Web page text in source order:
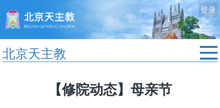
登录
北京天主教
【修院动态】母亲节